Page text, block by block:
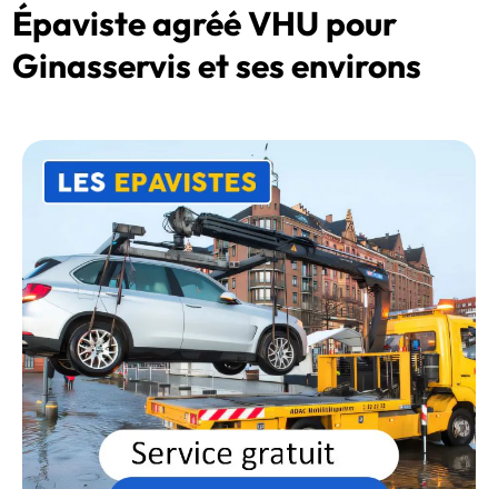
Épaviste agréé VHU pour
Ginasservis et ses environs